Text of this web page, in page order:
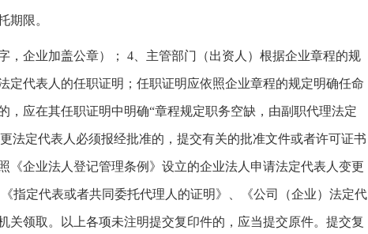
期限。
企业加盖公章）； 4、主管部门（出资人）根据企业章程的规
定代表人的任职证明；任职证明应依照企业章程的规定明确任命
，应在其任职证明中明确“章程规定职务空缺，由副职代理法定
法定代表人必须报经批准的，提交有关的批准文件或者许可证书
《企业法人登记管理条例》设立的企业法人申请法定代表人变更
指定代表或者共同委托代理人的证明》、《公司（企业）法定代
关领取。以上各项未注明提交复印件的，应当提交原件。提交复